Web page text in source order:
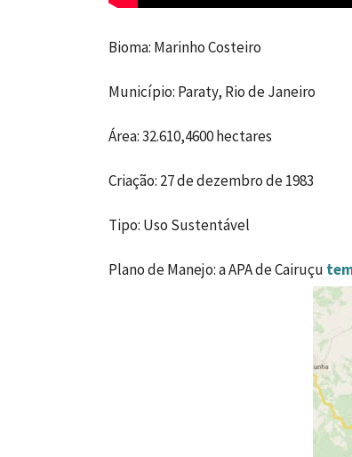
Bioma: Marinho Costeiro
Município: Paraty, Rio de Janeiro
Área: 32.610,4600 hectares
Criação: 27 de dezembro de 1983
Tipo: Uso Sustentável
Plano de Manejo: a APA de Cairuçu